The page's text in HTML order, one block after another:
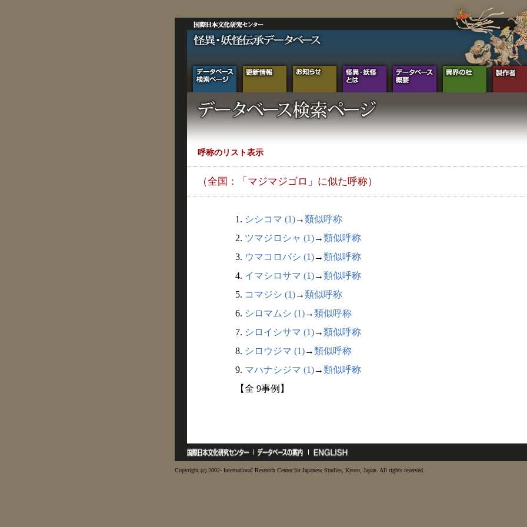
呼称のリスト表示
（全国：「マジマジゴロ」に似た呼称）
1. シシコマ (1)→類似呼称
2. ツマジロシャ (1)→類似呼称
3. ウマコロバシ (1)→類似呼称
4. イマシロサマ (1)→類似呼称
5. コマジシ (1)→類似呼称
6. シロマムシ (1)→類似呼称
7. シロイシサマ (1)→類似呼称
8. シロウジマ (1)→類似呼称
9. マハナシジマ (1)→類似呼称
【全 9事例】
Copyright (c) 2002- International Research Center for Japanese Studies, Kyoto, Japan. All rights reserved.